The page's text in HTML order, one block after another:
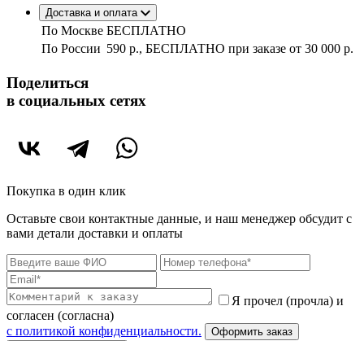
Доставка и оплата
По Москве БЕСПЛАТНО
По России 590 р., БЕСПЛАТНО при заказе от 30 000 р.
Поделиться
в социальных сетях
Покупка в один клик
Оставьте свои контактные данные, и наш менеджер обсудит с
вами детали доставки и оплаты
Я прочел (прочла) и
согласен (согласна)
c политикой конфиденциальности.
Оформить заказ